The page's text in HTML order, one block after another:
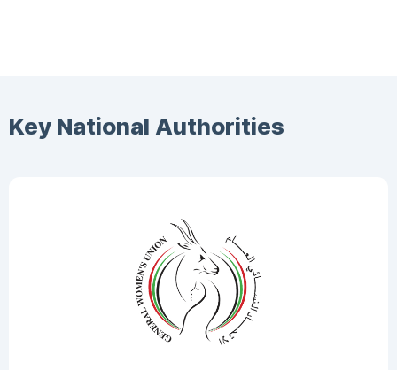
Key National Authorities